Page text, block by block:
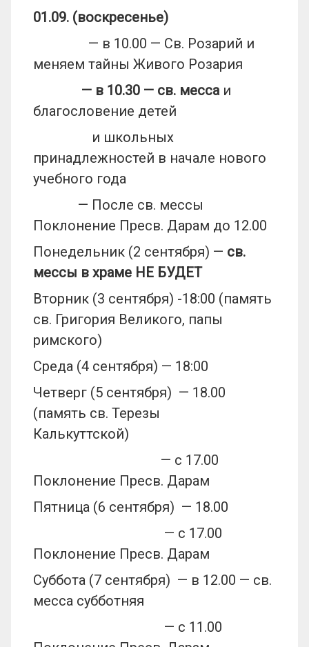
01.09. (воскресенье)
— в 10.00 — Св. Розарий и
меняем тайны Живого Розария
— в 10.30 — св. месса и
благословение детей
и школьных
принадлежностей в начале нового
учебного года
— После св. мессы
Поклонение Пресв. Дарам до 12.00
Понедельник (2 сентября) — св.
мессы в храме НЕ БУДЕТ
Вторник (3 сентября) -18:00 (память
св. Григория Великого, папы
римского)
Среда (4 сентября) — 18:00
Четверг (5 сентября) — 18.00
(память св. Терезы
Калькуттской)
— с 17.00
Поклонение Пресв. Дарам
Пятница (6 сентября) — 18.00
— с 17.00
Поклонение Пресв. Дарам
Суббота (7 сентября) — в 12.00 — св.
месса субботняя
— с 11.00